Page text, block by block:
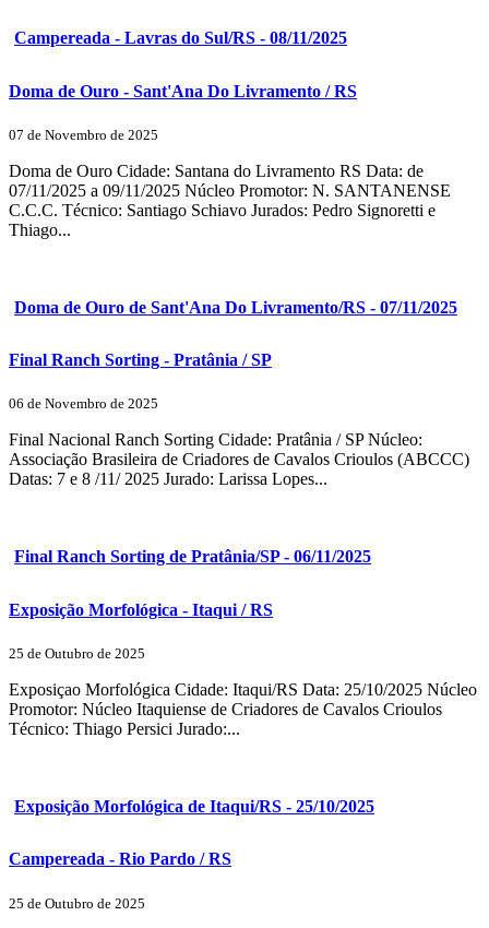
Campereada - Lavras do Sul/RS - 08/11/2025
Doma de Ouro - Sant'Ana Do Livramento / RS
07 de Novembro de 2025
Doma de Ouro Cidade: Santana do Livramento RS Data: de
07/11/2025 a 09/11/2025 Núcleo Promotor: N. SANTANENSE
C.C.C. Técnico: Santiago Schiavo Jurados: Pedro Signoretti e
Thiago...
Doma de Ouro de Sant'Ana Do Livramento/RS - 07/11/2025
Final Ranch Sorting - Pratânia / SP
06 de Novembro de 2025
Final Nacional Ranch Sorting Cidade: Pratânia / SP Núcleo:
Associação Brasileira de Criadores de Cavalos Crioulos (ABCCC)
Datas: 7 e 8 /11/ 2025 Jurado: Larissa Lopes...
Final Ranch Sorting de Pratânia/SP - 06/11/2025
Exposição Morfológica - Itaqui / RS
25 de Outubro de 2025
Exposiçao Morfológica Cidade: Itaqui/RS Data: 25/10/2025 Núcleo
Promotor: Núcleo Itaquiense de Criadores de Cavalos Crioulos
Técnico: Thiago Persici Jurado:...
Exposição Morfológica de Itaqui/RS - 25/10/2025
Campereada - Rio Pardo / RS
25 de Outubro de 2025